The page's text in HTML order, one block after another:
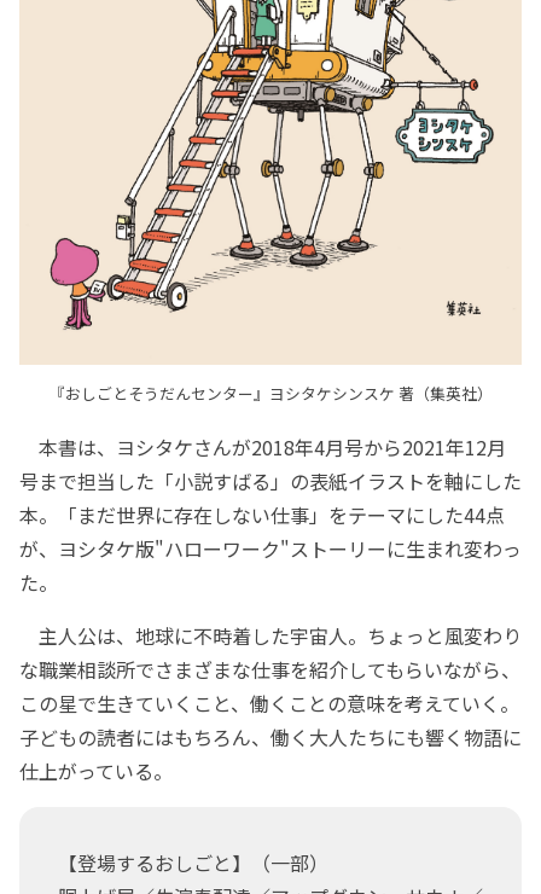
『おしごとそうだんセンター』ヨシタケシンスケ 著（集英社）
本書は、ヨシタケさんが2018年4月号から2021年12月
号まで担当した「小説すばる」の表紙イラストを軸にした
本。「まだ世界に存在しない仕事」をテーマにした44点
が、ヨシタケ版"ハローワーク"ストーリーに生まれ変わっ
た。
主人公は、地球に不時着した宇宙人。ちょっと風変わり
な職業相談所でさまざまな仕事を紹介してもらいながら、
この星で生きていくこと、働くことの意味を考えていく。
子どもの読者にはもちろん、働く大人たちにも響く物語に
仕上がっている。
【登場するおしごと】（一部）